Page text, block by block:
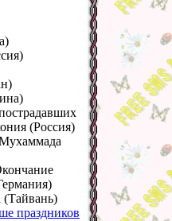
(Россия)
(Тайвань)
праздников